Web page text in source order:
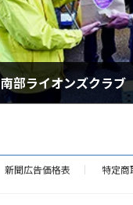
南部ライオンズクラ
新聞広告価格表 特定商